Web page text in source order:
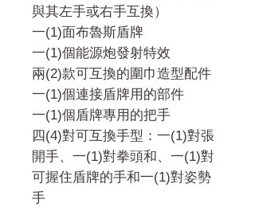
與其左手或右手互換）
一(1)面布魯斯盾牌
一(1)個能源炮發射特效
兩(2)款可互換的圍巾造型配件
一(1)個連接盾牌用的部件
一(1)個盾牌專用的把手
四(4)對可互換手型：一(1)對張
開手、一(1)對拳頭和、一(1)對
可握住盾牌的手和一(1)對姿勢
手